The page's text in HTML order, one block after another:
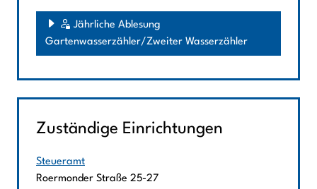
Jährliche Ablesung
Gartenwasserzähler/Zweiter Wasserzähler
Zuständige Einrichtungen
Steueramt
Straße:
Roermonder Straße Hausnummer:
25-27